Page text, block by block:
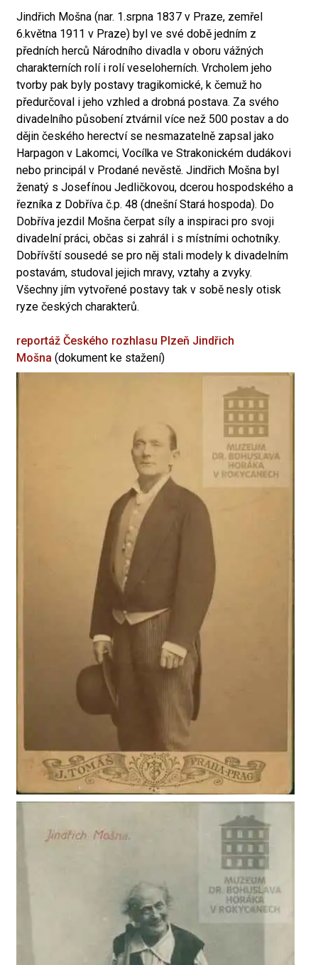
Jindřich Mošna (nar. 1.srpna 1837 v Praze, zemřel
6.května 1911 v Praze) byl ve své době jedním z
předních herců Národního divadla v oboru vážných
charakterních rolí i rolí veseloherních. Vrcholem jeho
tvorby pak byly postavy tragikomické, k čemuž ho
předurčoval i jeho vzhled a drobná postava. Za svého
divadelního působení ztvárnil více než 500 postav a do
dějin českého herectví se nesmazatelně zapsal jako
Harpagon v Lakomci, Vocílka ve Strakonickém dudákovi
nebo principál v Prodané nevěstě. Jindřich Mošna byl
ženatý s Josefínou Jedličkovou, dcerou hospodského a
řezníka z Dobříva č.p. 48 (dnešní Stará hospoda). Do
Dobříva jezdil Mošna čerpat síly a inspiraci pro svoji
divadelní práci, občas si zahrál i s místními ochotníky.
Dobřívští sousedé se pro něj stali modely k divadelním
postavám, studoval jejich mravy, vztahy a zvyky.
Všechny jím vytvořené postavy tak v sobě nesly otisk
ryze českých charakterů.
reportáž Českého rozhlasu Plzeň Jindřich
Mošna (dokument ke stažení)